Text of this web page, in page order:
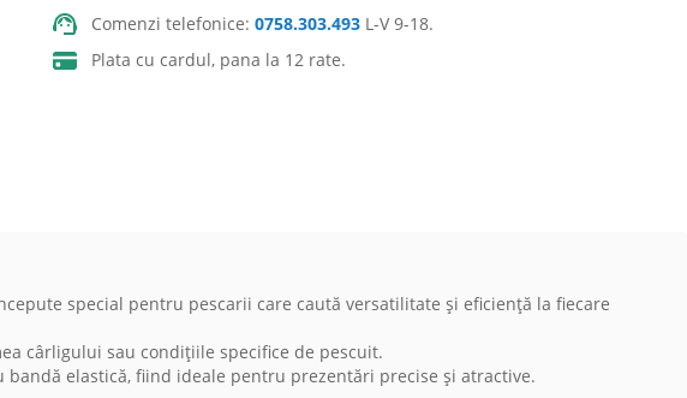
Comenzi telefonice: 0758.303.493 L-V 9-18.
Plata cu cardul, pana la 12 rate.
special pentru pescarii care caută versatilitate și eficiență la fiecare
cârligului sau condițiile specifice de pescuit.
elastică, fiind ideale pentru prezentări precise și atractive.